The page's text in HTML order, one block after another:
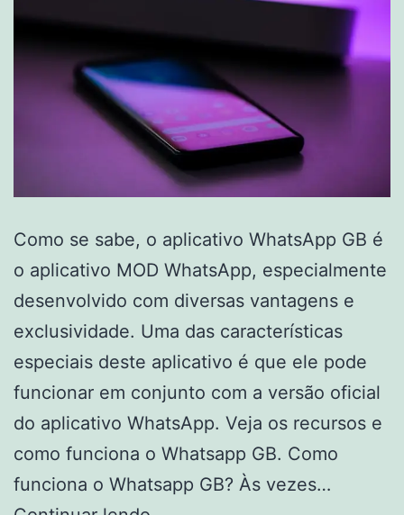
Como se sabe, o aplicativo WhatsApp GB é
o aplicativo MOD WhatsApp, especialmente
desenvolvido com diversas vantagens e
exclusividade. Uma das características
especiais deste aplicativo é que ele pode
funcionar em conjunto com a versão oficial
do aplicativo WhatsApp. Veja os recursos e
como funciona o Whatsapp GB. Como
funciona o Whatsapp GB? Às vezes…